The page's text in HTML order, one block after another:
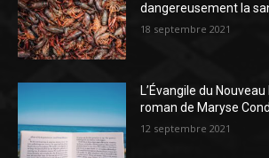
dangereusement la
18 septembre 2021
L’Évangile du
roman de Maryse
12 septembre 2021